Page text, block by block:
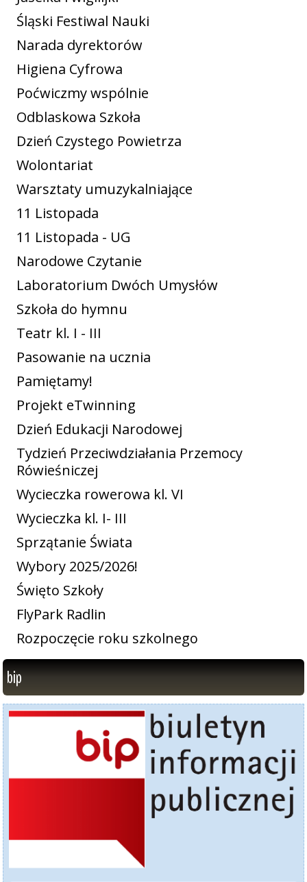
Śląski Festiwal Nauki
Narada dyrektorów
Higiena Cyfrowa
Poćwiczmy wspólnie
Odblaskowa Szkoła
Dzień Czystego Powietrza
Wolontariat
Warsztaty umuzykalniające
11 Listopada
11 Listopada - UG
Narodowe Czytanie
Laboratorium Dwóch Umysłów
Szkoła do hymnu
Teatr kl. I - III
Pasowanie na ucznia
Pamiętamy!
Projekt eTwinning
Dzień Edukacji Narodowej
Tydzień Przeciwdziałania Przemocy
Rówieśniczej
Wycieczka rowerowa kl. VI
Wycieczka kl. I- III
Sprzątanie Świata
Wybory 2025/2026!
Święto Szkoły
FlyPark Radlin
Rozpoczęcie roku szkolnego
bip